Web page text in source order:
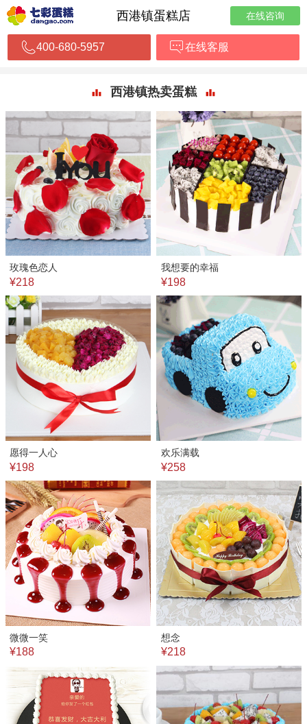
西港镇蛋糕店 在线咨询
400-680-5957 在线客服
西港镇热卖蛋糕
玫瑰色恋人
¥218
我想要的幸福
¥198
愿得一人心
¥198
欢乐满载
¥258
微微一笑
¥188
想念
¥218